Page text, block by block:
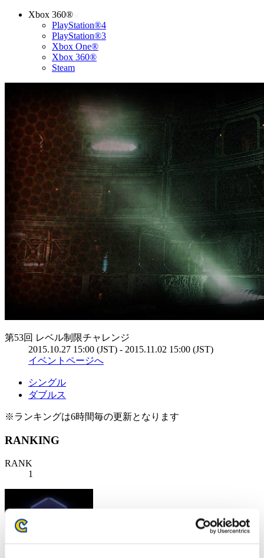
Xbox 360®
PlayStation®4
PlayStation®3
Xbox One®
Xbox 360®
Steam
第53回 レベル制限チャレンジ
2015.10.27 15:00 (JST) - 2015.11.02 15:00 (JST)
イベントページへ
シングル
ダブルス
※ランキングは6時間毎の更新となります
RANKING
RANK
1